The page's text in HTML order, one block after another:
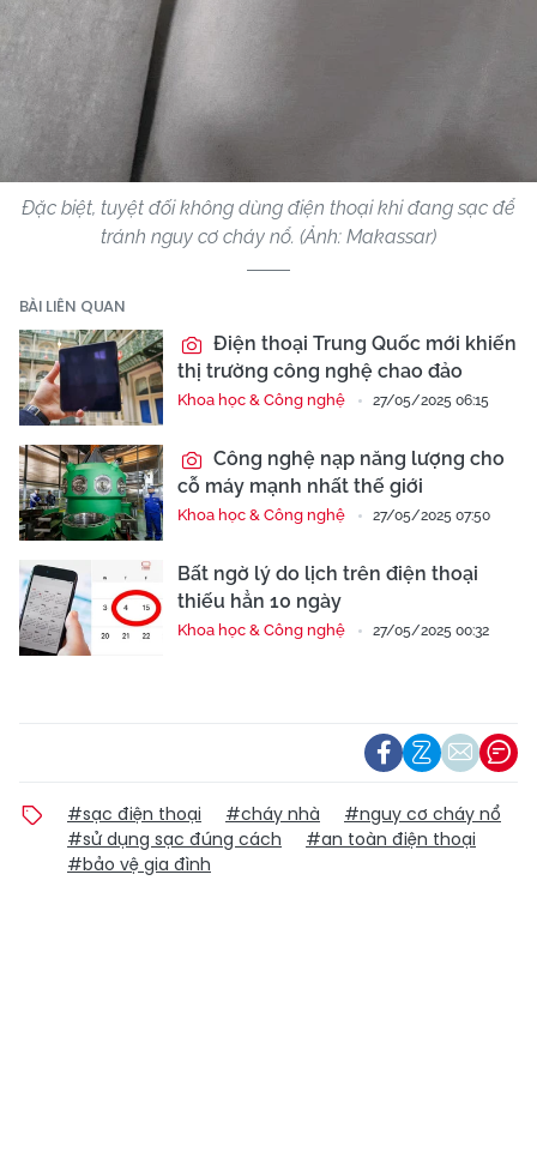
Đặc biệt, tuyệt đối không dùng điện thoại khi đang sạc để
tránh nguy cơ cháy nổ. (Ảnh: Makassar)
BÀI LIÊN QUAN
Điện thoại Trung Quốc mới khiến
thị trường công nghệ chao đảo
Khoa học & Công nghệ 27/05/2025 06:15
Công nghệ nạp năng lượng cho
cỗ máy mạnh nhất thế giới
Khoa học & Công nghệ 27/05/2025 07:50
Bất ngờ lý do lịch trên điện thoại
thiếu hẳn 10 ngày
Khoa học & Công nghệ 27/05/2025 00:32
#sạc điện thoại #cháy nhà
#nguy cơ cháy nổ
#sử dụng sạc đúng cách
#an toàn điện thoại
#bảo vệ gia đình